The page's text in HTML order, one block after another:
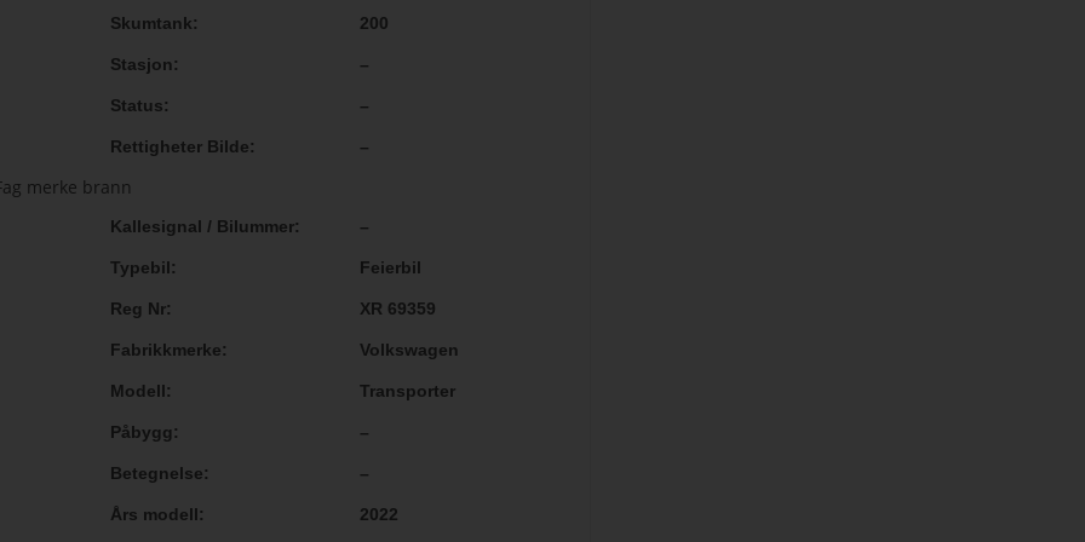
Skumtank 200
Stasjon –
Status –
Rettigheter Bilde –
Kallesignal / Bilummer –
Typebil Feierbil
Reg Nr XR 69359
Fabrikkmerke Volkswagen
Modell Transporter
Påbygg –
Betegnelse –
Års modell 2022